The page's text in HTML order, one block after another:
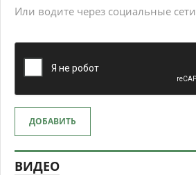
Или водите через социальные сети
ДОБАВИТЬ
ВИДЕО